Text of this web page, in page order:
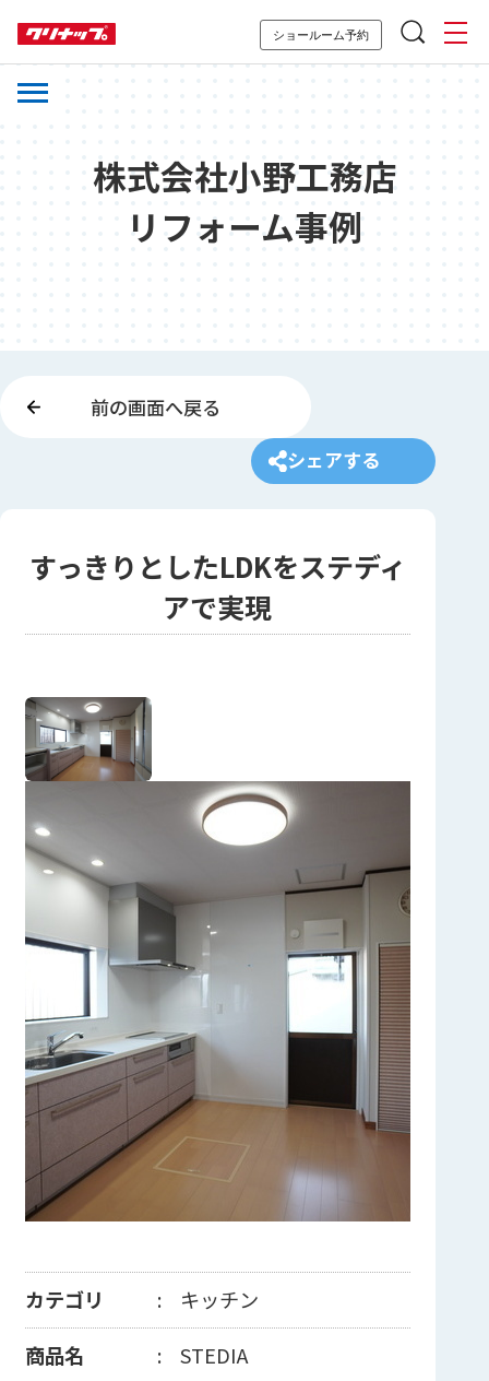
ショールーム予約
株式会社小野工務店
リフォーム事例
前の画面へ戻る
シェアする
すっきりとしたLDKをステディ
アで実現
カテゴリ
キッチン
商品名
STEDIA